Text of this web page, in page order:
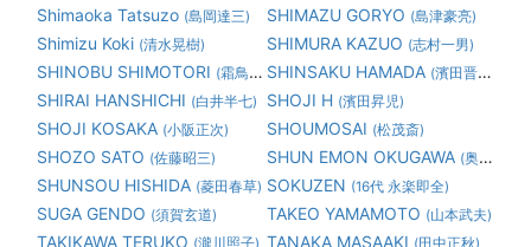
Shimaoka Tatsuzo (島岡達三) SHIMAZU GORYO (島津豪亮)
Shimizu Koki (清水晃樹) SHIMURA KAZUO (志村一男)
SHINOBU SHIMOTORI (霜鳥 忍) SHINSAKU HAMADA (濱田晋作)
SHIRAI HANSHICHI (白井半七) SHOJI H (濱田昇児)
SHOJI KOSAKA (小阪正次) SHOUMOSAI (松茂斎)
SHOZO SATO (佐藤昭三) SHUN EMON OKUGAWA (奥川俊右衛門)
SHUNSOU HISHIDA (菱田春草) SOKUZEN (16代 永楽即全)
SUGA GENDO (須賀玄道) TAKEO YAMAMOTO (山本武夫)
TAKIKAWA TERUKO TANAKA MASAAKI